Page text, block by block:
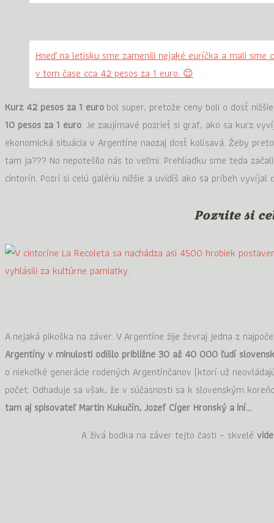
Hneď na letisku sme zamenili nejaké euríčka a mali
v tom čase cca 42 pesos za 1 euro. 😉
Kurz 42 pesos za 1 euro bol super, pretože ceny boli o dosť
10 pesos za 1 euro. Je zaujímavé pozrieť si graf, ako sa kurz
ekonomická situácia v Argentíne naozaj dosť kolísavá. Žeby
tam ja??? No nepotešilo nás to veľmi. Prehliadku sme teda
cintorín. Pozri si celú galériu nižšie a uvidíš ako sa príbeh vyvíjal
Pozrite si
A nejaká pikoška na záver. V Argentíne žije ževraj jedna z
Argentíny v minulosti odišlo približne 30 až 40 000 ľudí
o niekoľké generácie rodených Argentínčanov (ktorí už
počet. Odhaduje sa však, že v súčasnosti sa k slovenským
tam aj spisovateľ Martin Kukučín, Jozef Cíger Hronský a iní…
A živá bodka na záver tejto časti – skvelé